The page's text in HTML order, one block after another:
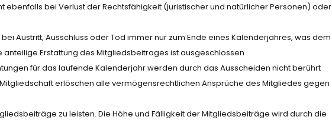
ebenfalls bei Verlust der Rechtsfähigkeit (juristischer und natürlicher Personen) oder
Austritt, Ausschluss oder Tod immer nur zum Ende eines Kalenderjahres, was dem
anteilige Erstattung des Mitgliedsbeitrages ist ausgeschlossen
für das laufende Kalenderjahr werden durch das Ausscheiden nicht berührt
erlöschen alle vermögensrechtlichen Ansprüche des Mitgliedes gegen
zu leisten. Die Höhe und Fälligkeit der Mitgliedsbeiträge wird durch die